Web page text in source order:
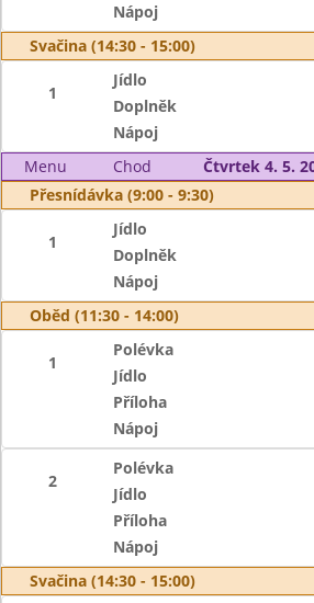
Nápoj
Svačina (14:30 - 15:00)
1
Jídlo
Doplněk
Nápoj
Menu
Chod
Čtvrtek 4. 5.
Přesnídávka (9:00 - 9:30)
1
Jídlo
Doplněk
Nápoj
Oběd (11:30 - 14:00)
1
Polévka
Jídlo
Příloha
Nápoj
2
Polévka
Jídlo
Příloha
Nápoj
Svačina (14:30 - 15:00)